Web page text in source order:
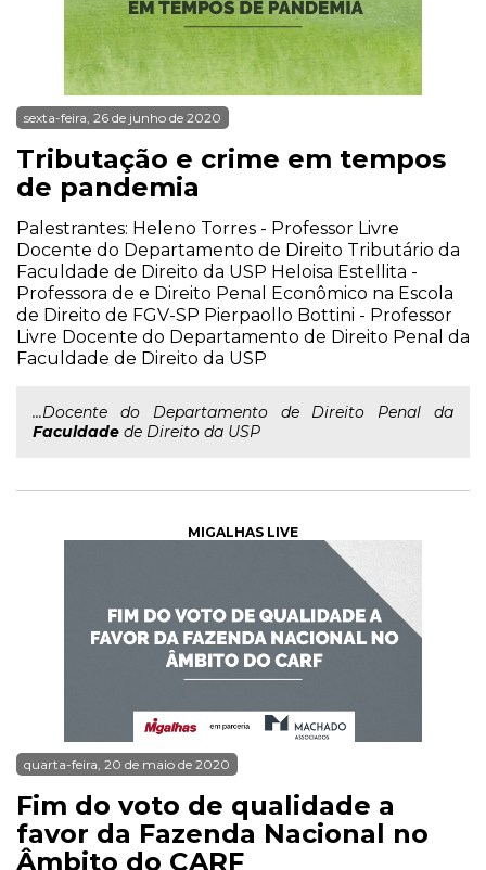
sexta-feira, 26 de junho de 2020
Tributação e crime em tempos
de pandemia
Palestrantes: Heleno Torres - Professor Livre
Docente do Departamento de Direito Tributário da
Faculdade de Direito da USP Heloisa Estellita -
Professora de e Direito Penal Econômico na Escola
de Direito de FGV-SP Pierpaollo Bottini - Professor
Livre Docente do Departamento de Direito Penal da
Faculdade de Direito da USP
...Docente do Departamento de Direito Penal da
Faculdade de Direito da USP
MIGALHAS LIVE
quarta-feira, 20 de maio de 2020
Fim do voto de qualidade a
favor da Fazenda Nacional no
Âmbito do CARF